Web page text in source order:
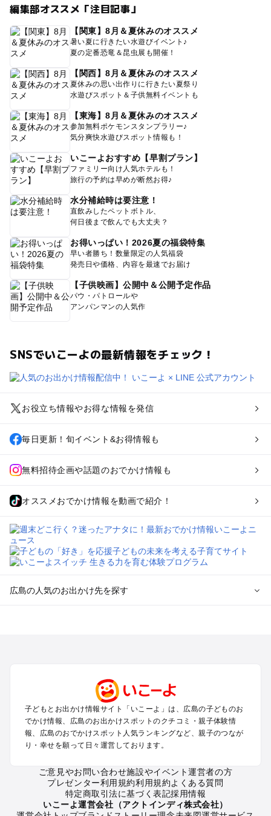
編集部オススメ「注目記事」
【関東】8月＆夏休みのオススメ
暑い夏に行きたい水遊びイベント♪
夏の定番恐竜＆昆虫展も開催！
【関西】8月＆夏休みのオススメ
夏休みの思い出作りに行きたい夏祭り
水遊びスポット＆子供無料イベントも
【東海】8月＆夏休みのオススメ
参加無料ポケモンスタンプラリー♪
気分爽快水遊びスポット情報も！
いこーよおすすめ【早割プラン】
ファミリー向け人気ホテルも！
旅行の予約は早めが断然お得♪
水分補給時は要注意！
直飲みしたペットボトル、
何日後まで飲んでも大丈夫？
お得いっぱい！2026夏の福袋特集
早い者勝ち！数量限定の人気福袋
発売日や価格、内容を最速でお届け
【子供映画】公開中＆公開予定作品
パウ・パトロールや
アンパンマンの人気作
SNSでいこーよの最新情報をチェック！
お役立ち情報やお得な情報を発信
毎日更新！旬イベント&お得情報も
無料招待企画や話題のおでかけ情報も
オススメおでかけ情報を動画で紹介！
広島の人気のお出かけ先を探す
三次・庄原・三段峡・世羅・芸北のプールお出かけ
広島の定番お出かけスポット
広島の遊園地
広島の動物園
広島の釣り
広島の牧場
広島のプール
子どもとお出かけ情報サイト「いこーよ」は、広島の子どものお
でかけ情報、広島のお出かけスポットのクチコミ・親子体験情
報、広島のおでかけスポット人気ランキングなど、親子のつなが
り・幸せを願って日々運営しております。
ご意見やお問い合わせ施設やイベント運営者の方
プレゼンター利用規約利用規約よくある質問
特定商取引法に基づく表記採用情報
いこーよ運営会社（アクトインディ株式会社）